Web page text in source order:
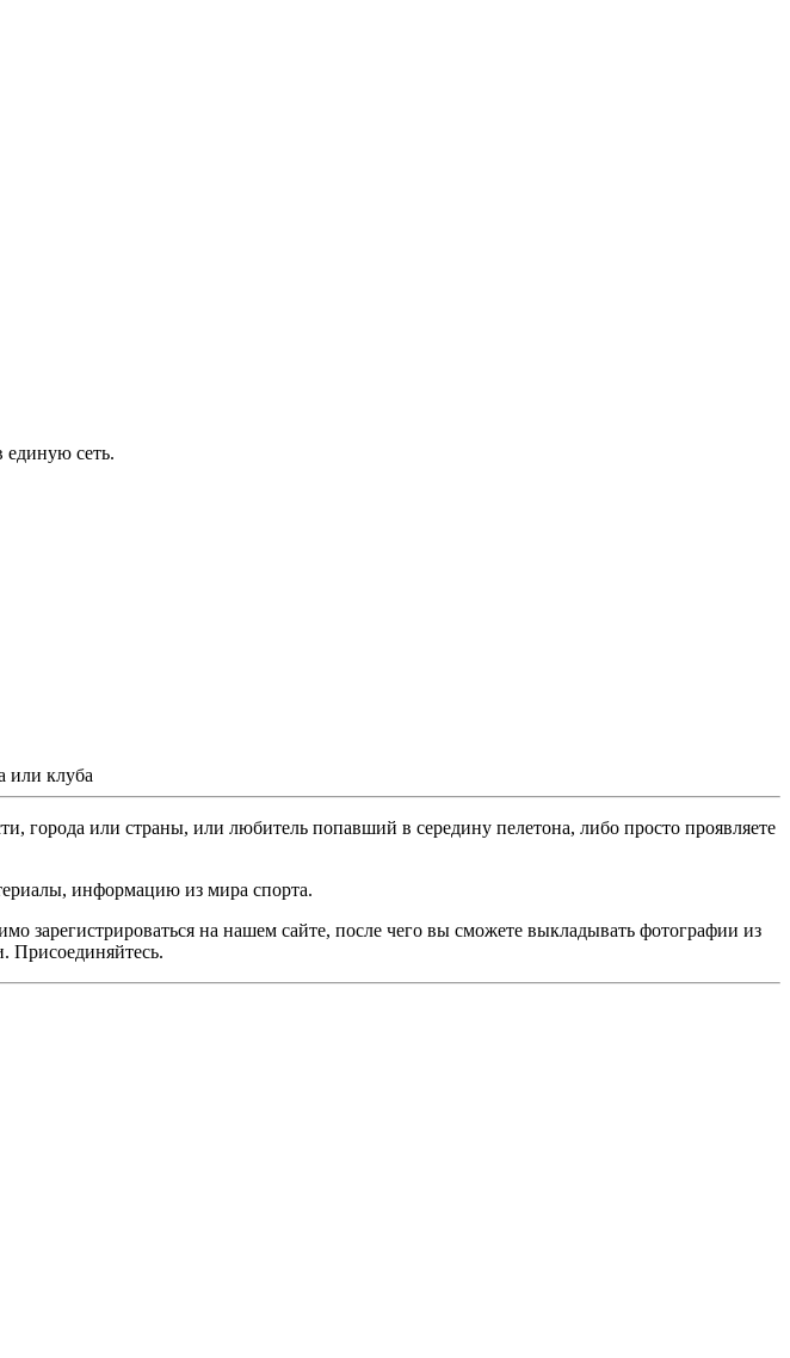
сеть.
или клуба
города или страны, или любитель попавший в середину пелетона, либо просто проявляете
информацию из мира спорта.
зарегистрироваться на нашем сайте, после чего вы сможете выкладывать фотографии из
Присоединяйтесь.